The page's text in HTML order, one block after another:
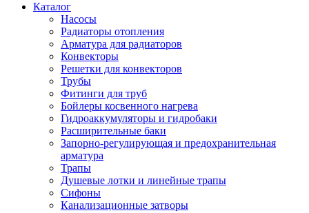
Каталог
Насосы
Радиаторы отопления
Арматура для радиаторов
Конвекторы
Решетки для конвекторов
Трубы
Фитинги для труб
Бойлеры косвенного нагрева
Гидроаккумуляторы и гидробаки
Расширительные баки
Запорно-регулирующая и предохранительная
арматура
Трапы
Душевые лотки и линейные трапы
Сифоны
Канализационные затворы